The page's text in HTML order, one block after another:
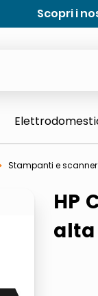
Scopri i
Stampanti e scanner
HP
alta